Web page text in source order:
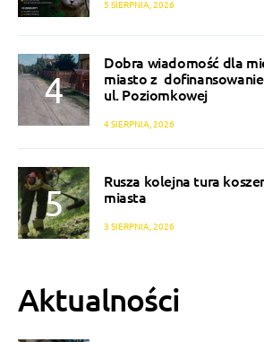
5 SIERPNIA, 2026
Dobra wiadomość dla
miasto z
ul. Poziomkowej
4 SIERPNIA, 2026
Rusza kolejna tura
miasta
3 SIERPNIA, 2026
Aktualności